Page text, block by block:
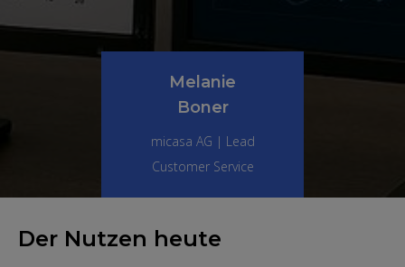
Melanie
Boner
micasa AG | Lead
Customer Service
Der Nutzen heute